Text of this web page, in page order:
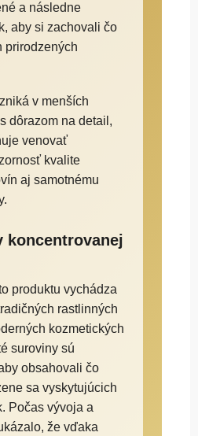
a následne
aby si zachovali čo
prirodzených
v menších
dôrazom na detail,
venovať
kvalite
aj samotnému
koncentrovanej
produktu vychádza
rastlinných
kozmetických
suroviny sú
obsahovali čo
sa vyskytujúcich
Počas vývoja a
že vďaka